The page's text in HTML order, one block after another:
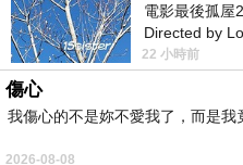
及心得分享!
上網找了很多【ASUS
雙頻450M無線路由器評
電影最後孤屋
Directed by
Robinson
22 小時前
傷心
我傷心的不是妳不愛我了，而是我
2026-08-08